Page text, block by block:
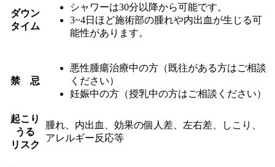
ダウン
タイム
シャワーは30分以降から可能です。
3~4日ほど施術部の腫れや内出血が生じる可
能性があります。
禁 忌
悪性腫瘍治療中の方（既往がある方はご相談
ください）
妊娠中の方（授乳中の方はご相談ください）
起こり
うる
リスク
腫れ、内出血、効果の個人差、左右差、しこり、
アレルギー反応等